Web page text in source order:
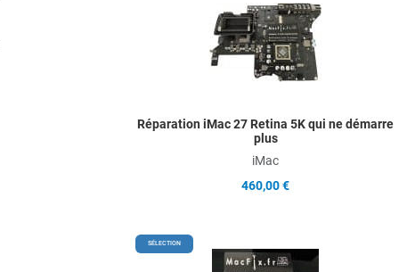
Réparation iMac 27 Retina 5K qui ne démarre
plus
iMac
460,00 €
SÉLECTION